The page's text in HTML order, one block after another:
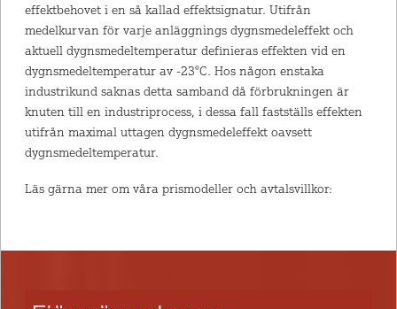
effektbehovet i en så kallad effektsignatur. Utifrån
medelkurvan för varje anläggnings dygnsmedeleffekt och
aktuell dygnsmedeltemperatur definieras effekten vid en
dygnsmedeltemperatur av -23°C. Hos någon enstaka
industrikund saknas detta samband då förbrukningen är
knuten till en industriprocess, i dessa fall fastställs effekten
utifrån maximal uttagen dygnsmedeleffekt oavsett
dygnsmedeltemperatur.
Läs gärna mer om våra prismodeller och avtalsvillkor: